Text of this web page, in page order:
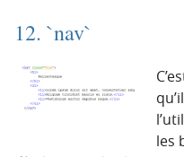
12. `nav`
les